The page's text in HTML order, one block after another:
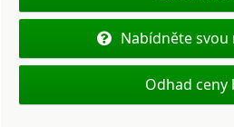
Nabídněte
Odhad ceny